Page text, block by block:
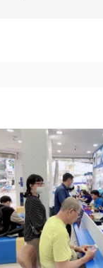
sửa
để đảm bảo
hiện lỗi bàn
3490 của
nhé:
biểu hiện ở
+ 3 trên Word lại